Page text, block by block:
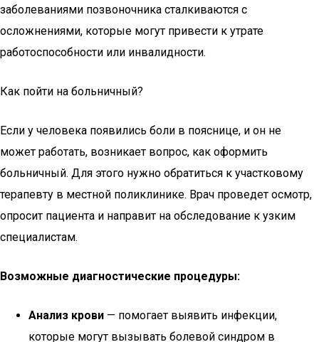
заболеваниями позвоночника сталкиваются с
осложнениями, которые могут привести к утрате
работоспособности или инвалидности.
Как пойти на больничный?
Если у человека появились боли в пояснице, и он не
может работать, возникает вопрос, как оформить
больничный. Для этого нужно обратиться к участковому
терапевту в местной поликлинике. Врач проведет осмотр,
опросит пациента и направит на обследование к узким
специалистам.
Возможные диагностические процедуры:
Анализ крови — помогает выявить инфекции,
которые могут вызывать болевой синдром в